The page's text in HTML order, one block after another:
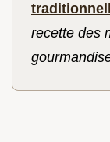
recette des